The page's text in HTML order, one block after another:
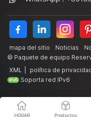
mapa del sitio Noticias
© Paquete de equipo
XML
política de
Soporta red IPv6
HOGAR Productos